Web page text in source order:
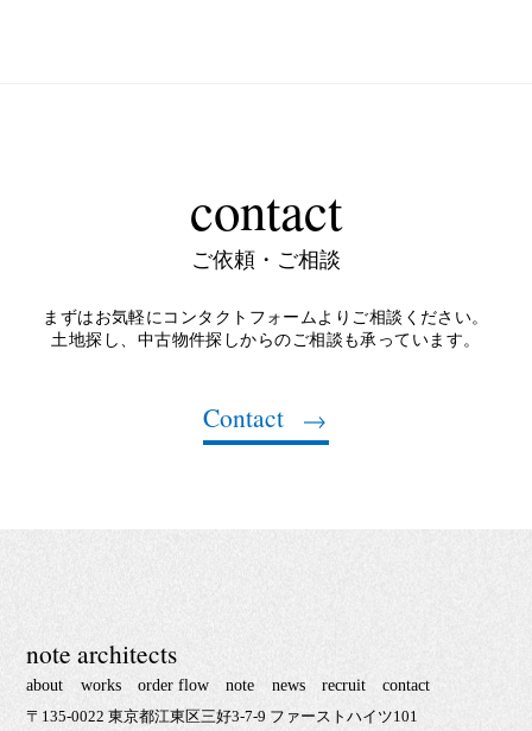
contact
ご依頼・ご相談
まずはお気軽にコンタクトフォームよりご相談ください。
土地探し、中古物件探しからのご相談も承っています。
Contact
note architects
about works order flow note news recruit contact
〒135-0022 東京都江東区三好3-7-9 ファーストハイツ101